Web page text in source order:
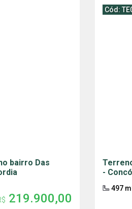
bairro Das
219.900,00
Cód:
-
497